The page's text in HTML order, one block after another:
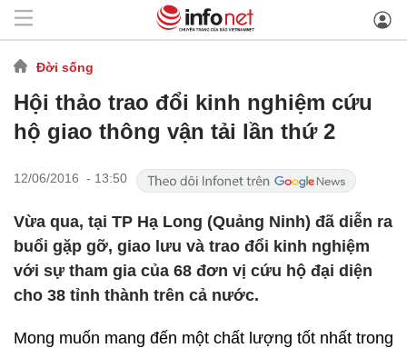
Đời sống
Hội thảo trao đổi kinh nghiệm cứu
hộ giao thông vận tải lần thứ 2
12/06/2016 - 13:50
Vừa qua, tại TP Hạ Long (Quảng Ninh) đã diễn ra
buổi gặp gỡ, giao lưu và trao đổi kinh nghiệm
với sự tham gia của 68 đơn vị cứu hộ đại diện
cho 38 tỉnh thành trên cả nước.
Mong muốn mang đến một chất lượng tốt nhất trong